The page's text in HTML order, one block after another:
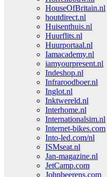
HouseOfBritain.nl
houtdirect.nl
Huisenthuis.nl
Huurflits.nl
Huurportaal.nl
Iamacademy.nl
iamyourpresent.nl
Indeshop.nl
Infraroodboer.nl
Inglot.nl
Inktwereld.nl
Interhome.nl
Internationalsim.nl
Internet-bikes.com
Into-led.com/nl
ISMseat.nl
Jan-magazine.nl
JetCamp.com
Johnbeerens.com